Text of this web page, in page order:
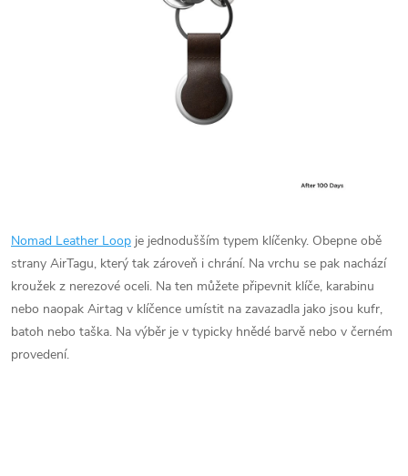
Nomad Leather Loop je jednodušším typem klíčenky. Obepne obě
strany AirTagu, který tak zároveň i chrání. Na vrchu se pak nachází
kroužek z nerezové oceli. Na ten můžete připevnit klíče, karabinu
nebo naopak Airtag v klíčence umístit na zavazadla jako jsou kufr,
batoh nebo taška. Na výběr je v typicky hnědé barvě nebo v černém
provedení.